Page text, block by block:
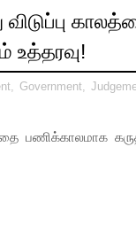
உத்தரவு!
, Government,
பணிக்காலமாக